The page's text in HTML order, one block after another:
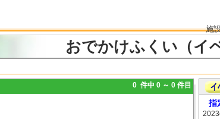
施
おでかけふくい（イ
0 件中 0 ～ 0 件目
指